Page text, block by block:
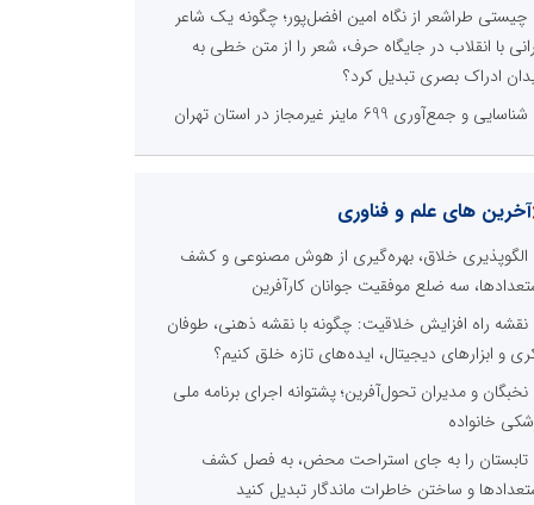
چیستی طراشعر از نگاه امین افضل‌پور؛ چگونه یک شاعر
با انقلاب در جایگاه حرف، شعر را از متن خطی به
ادراک بصری تبدیل کرد؟
شناسایی و جمع‌آوری 699 ماینر غیرمجاز در استان تهران
آخرین های علم و فناوری
الگوپذیری خلاق، بهره‌گیری از هوش مصنوعی و کشف
سه ضلع موفقیت جوانان کارآفرین
نقشه راه افزایش خلاقیت: چگونه با نقشه ذهنی، طوفان
و ابزارهای دیجیتال، ایده‌های تازه خلق کنیم؟
نخبگان و مدیران تحول‌آفرین؛ پشتوانه اجرای برنامه ملی
خانواده
تابستان را به جای استراحت محض، به فصل کشف
و ساختن خاطرات ماندگار تبدیل کنید